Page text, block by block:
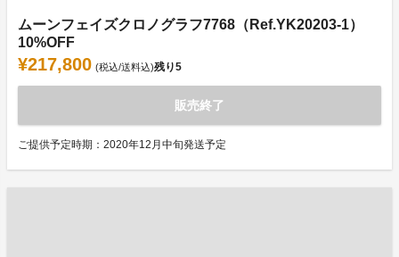
ムーンフェイズクロノグラフ7768（Ref.YK20203-1）
10%OFF
¥217,800 (税込/送料込)残り5
販売終了
ご提供予定時期：2020年12月中旬発送予定